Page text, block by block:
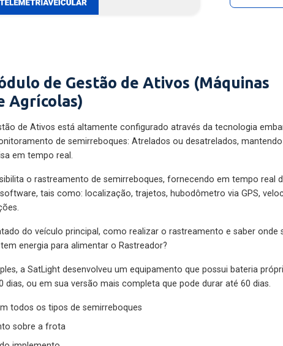
de Gestão de Ativos (Máquinas
Agrícolas)
de Ativos está altamente configurado através da tecnologia
de semirreboques: Atrelados ou desatrelados, mantendo
em tempo real.
o rastreamento de semirreboques, fornecendo em tempo real
tais como: localização, trajetos, hubodômetro via GPS,
do veículo principal, como realizar o rastreamento e saber onde
tem energia para alimentar o Rastreador?
a SatLight desenvolveu um equipamento que possui bateria
dias, ou em sua versão mais completa que pode durar até 60 dias.
todos os tipos de semirreboques
sobre a frota
implemento